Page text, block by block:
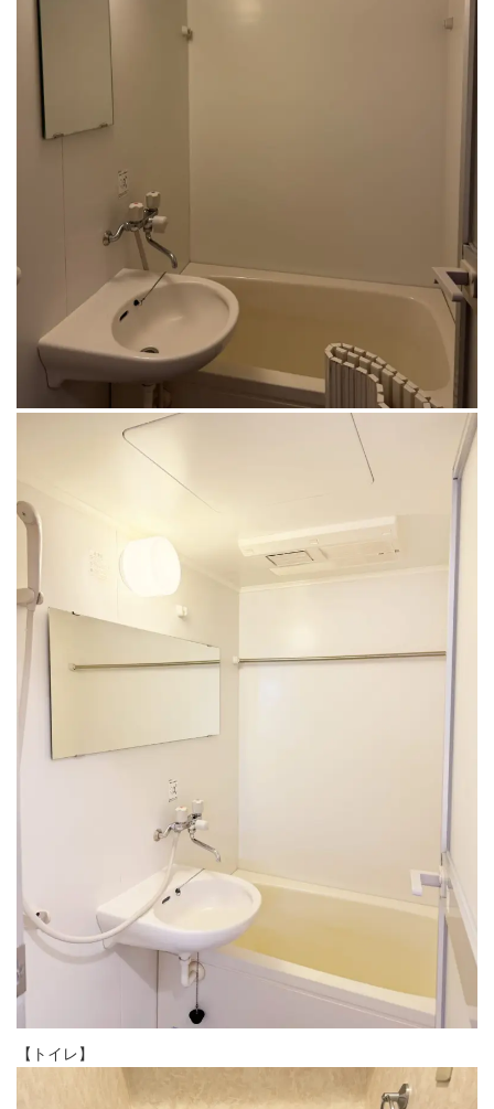
【トイレ】